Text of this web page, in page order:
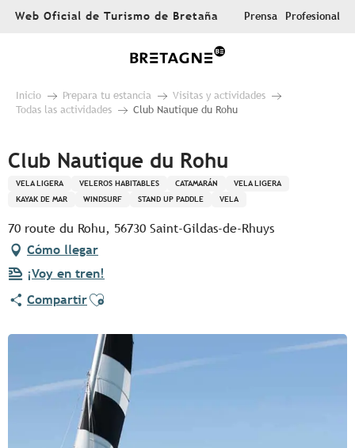
AllerWeb Oficial de Turismo de Bretaña Prensa Profesional
Inicio Prepara tu estancia
Visitas y actividades
Todas las actividades
Club Nautique du Rohu
Club Nautique du Rohu
VELA LIGERA VELEROS HABITABLES CATAMARÁN
VELA LIGERA
KAYAK DE MAR
WINDSURF STAND UP PADDLE VELA
70 route du Rohu, 56730 Saint-Gildas-de-Rhuys
Cómo llegar
¡Voy en tren!
CompartirAjouter aux favoris